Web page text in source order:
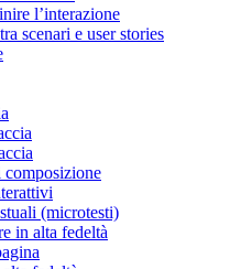
l’interazione
scenari e user stories
(microtesti)
in alta fedeltà